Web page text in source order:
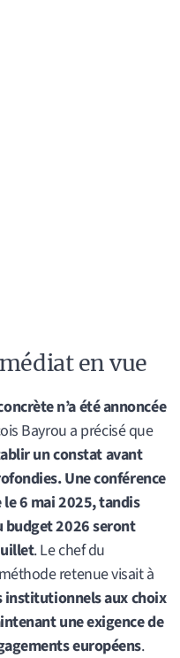
en vue
n’a été annoncée
Bayrou a précisé que
un constat avant
Une conférence
6 mai 2025, tandis
budget 2026 seront
. Le chef du
retenue visait à
institutionnels aux choix
une exigence de
européens.